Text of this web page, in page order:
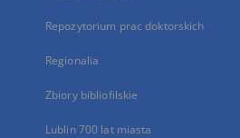
Repozytorium prac doktorskich
Regionalia
Zbiory bibliofilskie
Lublin 700 lat miasta